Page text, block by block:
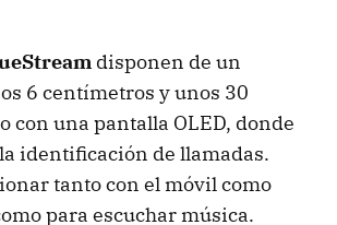
disponen de un
6 centímetros y unos 30
con una pantalla OLED, donde
identificación de llamadas.
tanto con el móvil como
para escuchar música.